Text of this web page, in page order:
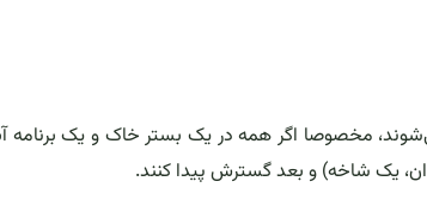
مخصوصا اگر همه در یک بستر خاک و یک برنامه
یک شاخه) و بعد گسترش پیدا کنند.